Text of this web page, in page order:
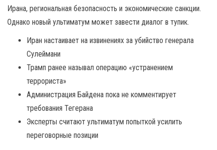
Ирана, региональная безопасность и экономические санкции.
Однако новый ультиматум может завести диалог в тупик.
Иран настаивает на извинениях за убийство генерала
Сулеймани
Трамп ранее называл операцию «устранением
террориста»
Администрация Байдена пока не комментирует
требования Тегерана
Эксперты считают ультиматум попыткой усилить
переговорные позиции